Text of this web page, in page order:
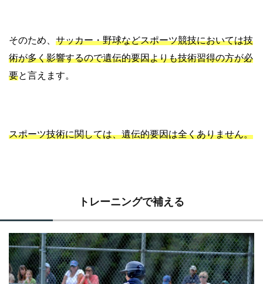
そのため、 サッカー・野球などスポーツ競技においては技
術が多く影響するので遺伝的要因よりも技術習得の方が必
要と言えます。
スポーツ技術に関しては、遺伝的要因は全くありません。
トレーニングで補える